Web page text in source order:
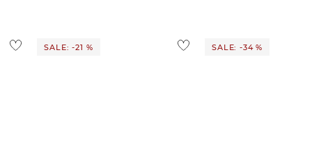
Ausland findest du hier
SALE: -21 % SALE: -34 %